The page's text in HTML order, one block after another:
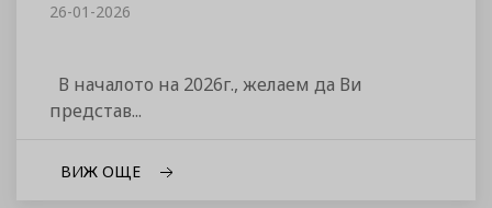
26-01-2026
В началото на 2026г., желаем да Ви
представ...
ВИЖ ОЩЕ